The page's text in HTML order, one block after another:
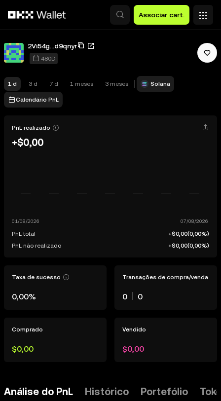
Associar cart.
2Vi54g...d9qnyr
480D
1 d 3 d 7 d 1 meses 3 meses Solana
Calendário PnL
PnL realizado
+$0,00
PnL total +$0,00(0,00%)
PnL não realizado
+$0,00(0,00%)
Taxa de sucesso
0,00%
Transações de compra/venda
0 0
Comprado
$0,00
Vendido
$0,00
Análise do PnL Histórico Portefólio